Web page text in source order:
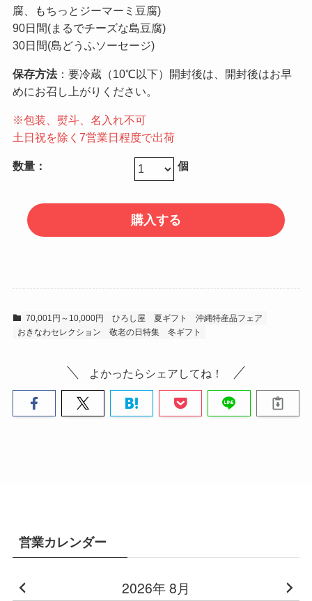
腐、もちっとジーマーミ豆腐)
90日間(まるでチーズな島豆腐)
30日間(島どうふソーセージ)
保存方法：要冷蔵（10℃以下）開封後は、開封後はお早
めにお召し上がりください。
※包装、熨斗、名入れ不可
土日祝を除く7営業日程度で出荷
数量： 個
70,001円～10,000円 ひろし屋 夏ギフト
沖縄特産品フェア
おきなわセレクション
敬老の日特集 冬ギフト
よかったらシェアしてね！
営業カレンダー
2026年 8月